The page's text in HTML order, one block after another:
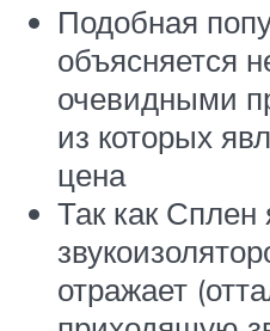
Подобная
объясняется
очевидными
из которых
цена
Так как Сплен
отражает